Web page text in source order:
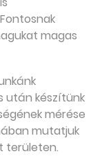
magas
után készítünk
mérése
mutatjuk
területen.